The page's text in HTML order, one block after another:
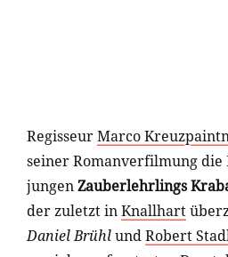
RegisseurMarco
seiner Romanverfilmung die
jungenZauberlehrlings
der zuletzt inKnallhart
Daniel BrühlundRobert